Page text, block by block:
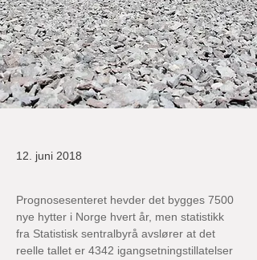
12. juni 2018
Prognosesenteret hevder det bygges 7500
nye hytter i Norge hvert år, men statistikk
fra Statistisk sentralbyrå avslører at det
reelle tallet er 4342 igangsetningstillatelser